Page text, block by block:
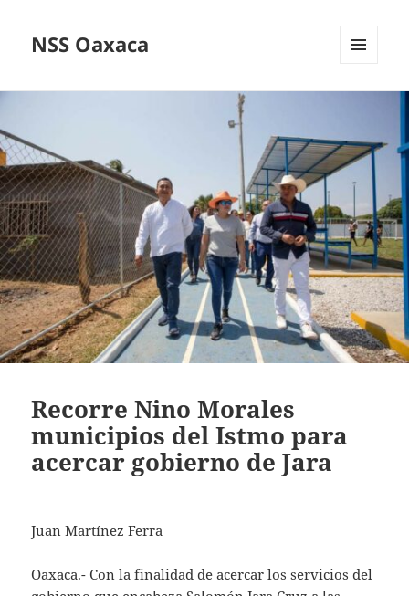
NSS Oaxaca
Recorre Nino Morales
municipios del Istmo para
acercar gobierno de Jara
Juan Martínez Ferra
Oaxaca.- Con la finalidad de acercar los servicios del